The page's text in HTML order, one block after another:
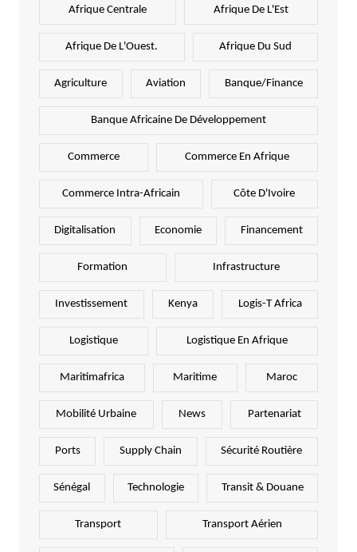
Afrique Centrale Afrique De L'Est
Afrique De L'Ouest. Afrique Du Sud
Agriculture Aviation Banque/Finance
Banque Africaine De Développement
Commerce Commerce En Afrique
Commerce Intra-Africain Côte D'Ivoire
Digitalisation Economie Financement
Formation Infrastructure
Investissement Kenya Logis-T Africa
Logistique Logistique En Afrique
Maritimafrica Maritime Maroc
Mobilité Urbaine News Partenariat
Ports Supply Chain Sécurité Routière
Sénégal Technologie Transit & Douane
Transport Transport Aérien